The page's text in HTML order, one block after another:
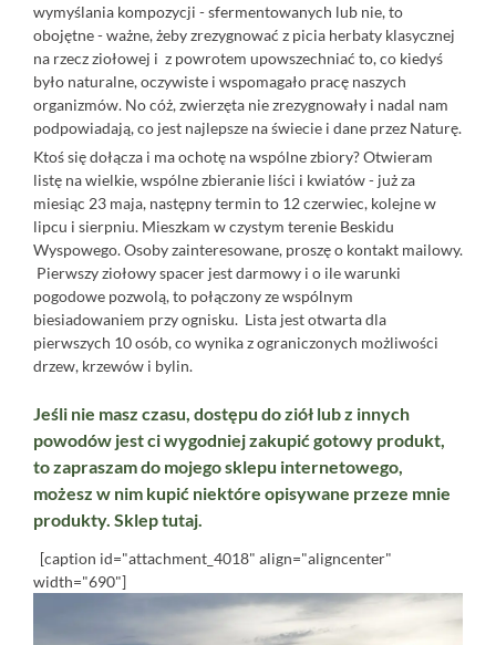
wymyślania kompozycji - sfermentowanych lub nie, to
obojętne - ważne, żeby zrezygnować z picia herbaty klasycznej
na rzecz ziołowej i z powrotem upowszechniać to, co kiedyś
było naturalne, oczywiste i wspomagało pracę naszych
organizmów. No cóż, zwierzęta nie zrezygnowały i nadal nam
podpowiadają, co jest najlepsze na świecie i dane przez Naturę.
Ktoś się dołącza i ma ochotę na wspólne zbiory? Otwieram
listę na wielkie, wspólne zbieranie liści i kwiatów - już za
miesiąc 23 maja, następny termin to 12 czerwiec, kolejne w
lipcu i sierpniu. Mieszkam w czystym terenie Beskidu
Wyspowego. Osoby zainteresowane, proszę o kontakt mailowy.
Pierwszy ziołowy spacer jest darmowy i o ile warunki
pogodowe pozwolą, to połączony ze wspólnym
biesiadowaniem przy ognisku. Lista jest otwarta dla
pierwszych 10 osób, co wynika z ograniczonych możliwości
drzew, krzewów i bylin.
Jeśli nie masz czasu, dostępu do ziół lub z innych
powodów jest ci wygodniej zakupić gotowy produkt,
to zapraszam do mojego sklepu internetowego,
możesz w nim kupić niektóre opisywane przeze mnie
produkty. Skleptutaj.
[caption id="attachment_4018" align="aligncenter"
width="690"]